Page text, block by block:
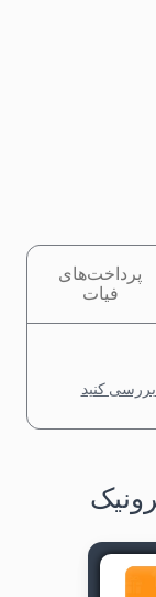
پرداخت‌های
فیات
کنید